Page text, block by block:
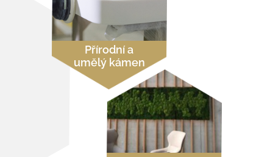
Přírodní a
umělý kámen